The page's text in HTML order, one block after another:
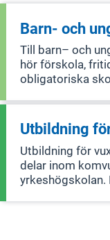
Barn- och
Till barn– och
hör förskola,
obligatoriska
sina olika
utbildning så att
kunskapskraven
möjlighet att
Utbildning
Utbildning för
delar inom
yrkeshögskolan.